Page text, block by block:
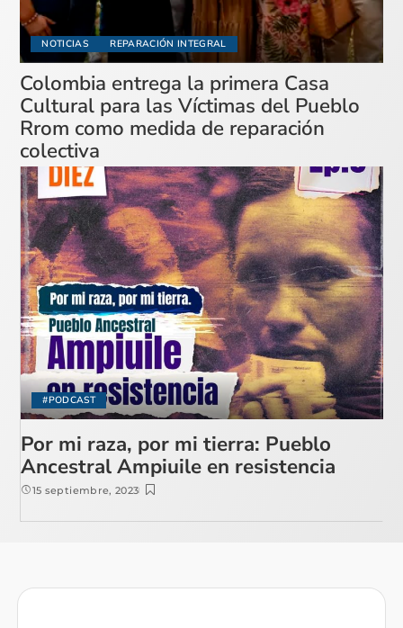
NOTICIAS REPARACIÓN INTEGRAL
Colombia entrega la primera Casa
Cultural para las Víctimas del Pueblo
Rrom como medida de reparación
colectiva
#PODCAST
Por mi raza, por mi tierra: Pueblo
Ancestral Ampiuile en resistencia
15 septiembre, 2023